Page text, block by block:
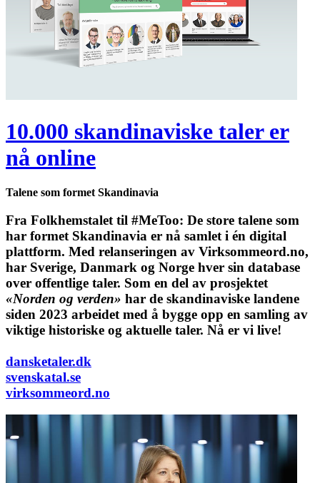
10.000 skandinaviske taler er
nå online
Talene som formet Skandinavia
Fra Folkhemstalet til #MeToo: De store talene som
har formet Skandinavia er nå samlet i én digital
plattform. Med relanseringen av Virksommeord.no,
har Sverige, Danmark og Norge hver sin database
over offentlige taler. Som en del av prosjektet
«Norden og verden» har de skandinaviske landene
siden 2023 arbeidet med å bygge opp en samling av
viktige historiske og aktuelle taler. Nå er vi live!
dansketaler.dk
svenskatal.se
virksommeord.no